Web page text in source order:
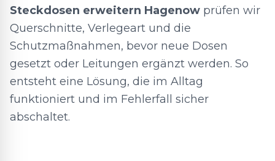
Steckdosen erweitern Hagenow prüfen wir
Querschnitte, Verlegeart und die
Schutzmaßnahmen, bevor neue Dosen
gesetzt oder Leitungen ergänzt werden. So
entsteht eine Lösung, die im Alltag
funktioniert und im Fehlerfall sicher
abschaltet.